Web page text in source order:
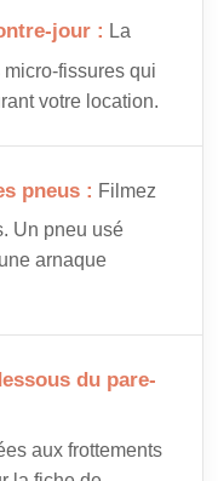
jour : La
fissures qui
votre location.
pneus : Filmez
Un pneu usé
arnaque
du pare-
aux frottements